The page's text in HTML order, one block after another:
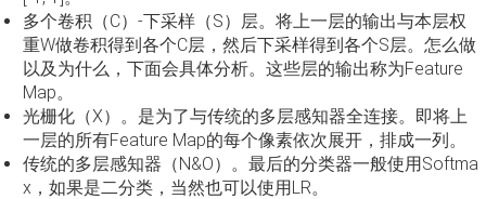
多个卷积（C）-下采样（S）层。将上一层的输出与本层权
重W做卷积得到各个C层，然后下采样得到各个S层。怎么做
以及为什么，下面会具体分析。这些层的输出称为Feature
Map。
光栅化（X）。是为了与传统的多层感知器全连接。即将上
一层的所有Feature Map的每个像素依次展开，排成一列。
传统的多层感知器（N&O）。最后的分类器一般使用Softma
x，如果是二分类，当然也可以使用LR。